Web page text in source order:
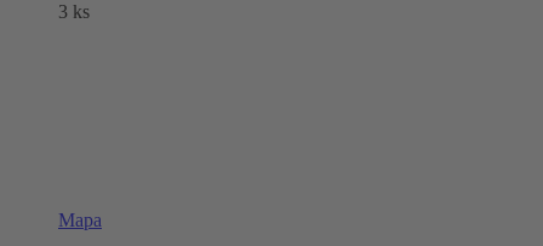
3 ks
Mapa